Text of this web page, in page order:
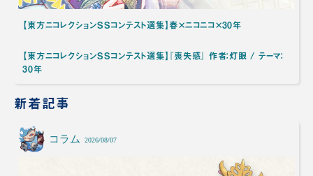
【東方ニコレクションSSコンテスト選集】春×ニコニコ×30年
【東方ニコレクションSSコンテスト選集】『喪失感』 作者：灯眼 / テーマ：
30年
新着記事
コラム 2026/08/07